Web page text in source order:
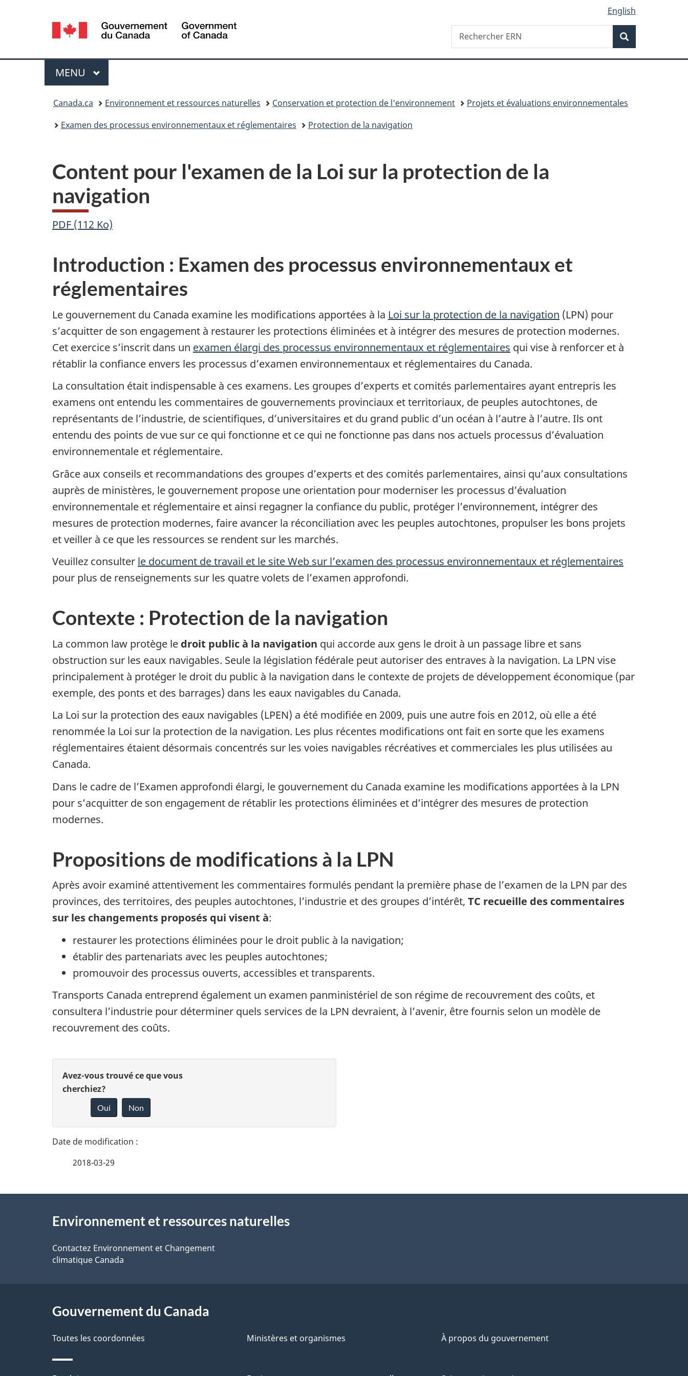
sujet
HTML
Sélection
de
la
langue
English
Canada
Recherche
Rechercher
ERN
Menu
MENU PRINCIPAL
Canada.ca Environnement et ressources naturelles Conservation et protection de l'environnement
Projets et évaluations environnementales
Examen des processus environnementaux et réglementaires
Protection de la navigation
Content pour l'examen de la Loi sur la protection de la
navigation
PDF (112 Ko)
Introduction : Examen des processus environnementaux et
réglementaires
Le gouvernement du Canada examine les modifications apportées à la Loi sur la protection de la navigation (LPN) pour
s’acquitter de son engagement à restaurer les protections éliminées et à intégrer des mesures de protection modernes.
Cet exercice s’inscrit dans un examen élargi des processus environnementaux et réglementaires qui vise à renforcer et à
rétablir la confiance envers les processus d’examen environnementaux et réglementaires du Canada.
La consultation était indispensable à ces examens. Les groupes d’experts et comités parlementaires ayant entrepris les
examens ont entendu les commentaires de gouvernements provinciaux et territoriaux, de peuples autochtones, de
représentants de l’industrie, de scientifiques, d’universitaires et du grand public d’un océan à l’autre à l’autre. Ils ont
entendu des points de vue sur ce qui fonctionne et ce qui ne fonctionne pas dans nos actuels processus d’évaluation
environnementale et réglementaire.
Grâce aux conseils et recommandations des groupes d’experts et des comités parlementaires, ainsi qu’aux consultations
auprès de ministères, le gouvernement propose une orientation pour moderniser les processus d’évaluation
environnementale et réglementaire et ainsi regagner la confiance du public, protéger l’environnement, intégrer des
mesures de protection modernes, faire avancer la réconciliation avec les peuples autochtones, propulser les bons projets
et veiller à ce que les ressources se rendent sur les marchés.
Veuillez consulter le document de travail et le site Web sur l’examen des processus environnementaux et réglementaires
pour plus de renseignements sur les quatre volets de l’examen approfondi.
Contexte : Protection de la navigation
La common law protège le droit public à la navigation qui accorde aux gens le droit à un passage libre et sans
obstruction sur les eaux navigables. Seule la législation fédérale peut autoriser des entraves à la navigation. La LPN vise
principalement à protéger le droit du public à la navigation dans le contexte de projets de développement économique (par
exemple, des ponts et des barrages) dans les eaux navigables du Canada.
La Loi sur la protection des eaux navigables (LPEN) a été modifiée en 2009, puis une autre fois en 2012, où elle a été
renommée la Loi sur la protection de la navigation. Les plus récentes modifications ont fait en sorte que les examens
réglementaires étaient désormais concentrés sur les voies navigables récréatives et commerciales les plus utilisées au
Canada.
Dans le cadre de l’Examen approfondi élargi, le gouvernement du Canada examine les modifications apportées à la LPN
pour s’acquitter de son engagement de rétablir les protections éliminées et d’intégrer des mesures de protection
modernes.
Propositions de modifications à la LPN
Après avoir examiné attentivement les commentaires formulés pendant la première phase de l’examen de la LPN par des
provinces, des territoires, des peuples autochtones, l’industrie et des groupes d’intérêt, TC recueille des commentaires
sur les changements proposés qui visent à:
restaurer les protections éliminées pour le droit public à la navigation;
établir des partenariats avec les peuples autochtones;
promouvoir des processus ouverts, accessibles et transparents.
Transports Canada entreprend également un examen panministériel de son régime de recouvrement des coûts, et
consultera l’industrie pour déterminer quels services de la LPN devraient, à l’avenir, être fournis selon un modèle de
recouvrement des coûts.
D
é
a
l
s
d
e
a
p
a
D
n
v
o
r
é
t
r
Avez-vous trouvé ce que vous
cherchiez?
Oui Non
2018-03-29
proposEnvironnement et ressources naturelles
Contactez Environnement et Changement
climatique Canada
Gouvernement du Canada
Toutes les coordonnées Ministères et organismes À propos du gouvernement